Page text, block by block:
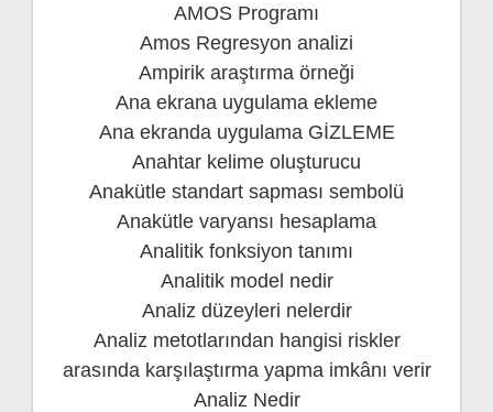
AMOS Programı
Amos Regresyon analizi
Ampirik araştırma örneği
Ana ekrana uygulama ekleme
Ana ekranda uygulama GİZLEME
Anahtar kelime oluşturucu
Anakütle standart sapması sembolü
Anakütle varyansı hesaplama
Analitik fonksiyon tanımı
Analitik model nedir
Analiz düzeyleri nelerdir
Analiz metotlarından hangisi riskler
arasında karşılaştırma yapma imkânı verir
Analiz Nedir